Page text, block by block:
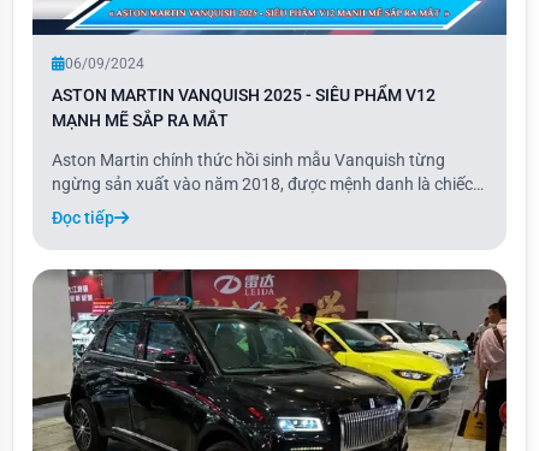
06/09/2024
ASTON MARTIN VANQUISH 2025 - SIÊU PHẨM V12
MẠNH MẼ SẮP RA MẮT
Aston Martin chính thức hồi sinh mẫu Vanquish từng
ngừng sản xuất vào năm 2018, được mệnh danh là chiếc
xe mạnh mẽ nhất trong lịch sử 111 năm của hãng.
Vanquish 2025 hứa hẹn mang đến sự kết hợp hoàn hảo
giữa thoải mái, hiệu suất siêu xe và khả năng vận hà
Đọc tiếp